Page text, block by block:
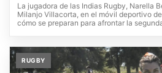
La jugadora de las Indias Rugby, Narella
Milanjo Villacorta, en el móvil deportivo
cómo se preparan para afrontar la
RUGBY